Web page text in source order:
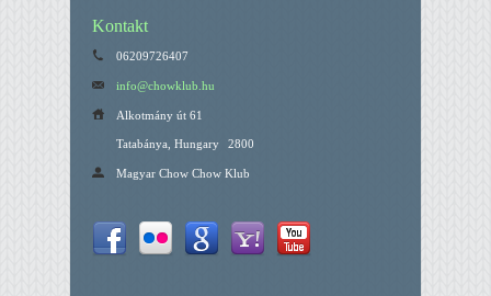
Kontakt
06209726407
info@chowklub.hu
Alkotmány út 61
Tatabánya, Hungary 2800
Magyar Chow Chow Klub